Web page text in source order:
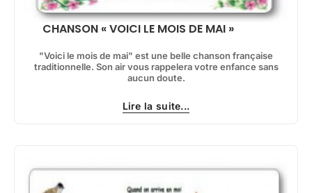
CHANSON « VOICI LE MOIS DE MAI »
"Voici le mois de mai" est une belle chanson française
traditionnelle. Son air vous rappelera votre enfance sans
aucun doute.
Lire la suite...